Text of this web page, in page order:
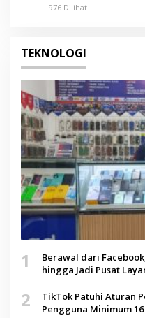
976 Dilihat
TEKNOLOGI
1
Berawal dari
hingga Jadi Pusat
2
TikTok Patuhi Aturan
Pengguna Minimum